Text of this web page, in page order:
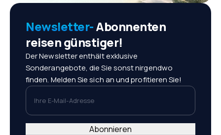
Newsletter-Abonnenten
reisen günstiger!
Der Newsletter enthält exklusive
Sonderangebote, die Sie sonst nirgendwo
finden. Melden Sie sich an und profitieren Sie!
Ihre E-Mail-Adresse
Abonnieren